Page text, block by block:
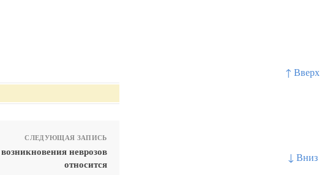
↑ Вверх
↓ Вниз
СЛЕДУЮЩАЯ ЗАПИСЬ
неврозов
относится